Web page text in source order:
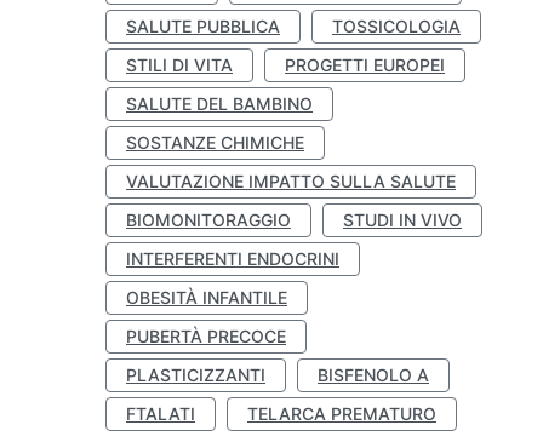
SALUTE PUBBLICA
TOSSICOLOGIA
STILI DI VITA
PROGETTI EUROPEI
SALUTE DEL BAMBINO
SOSTANZE CHIMICHE
VALUTAZIONE IMPATTO SULLA SALUTE
BIOMONITORAGGIO
STUDI IN VIVO
INTERFERENTI ENDOCRINI
OBESITÀ INFANTILE
PUBERTÀ PRECOCE
PLASTICIZZANTI
BISFENOLO A
FTALATI
TELARCA PREMATURO